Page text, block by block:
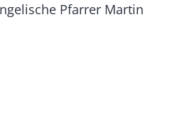
Pfarrer Martin